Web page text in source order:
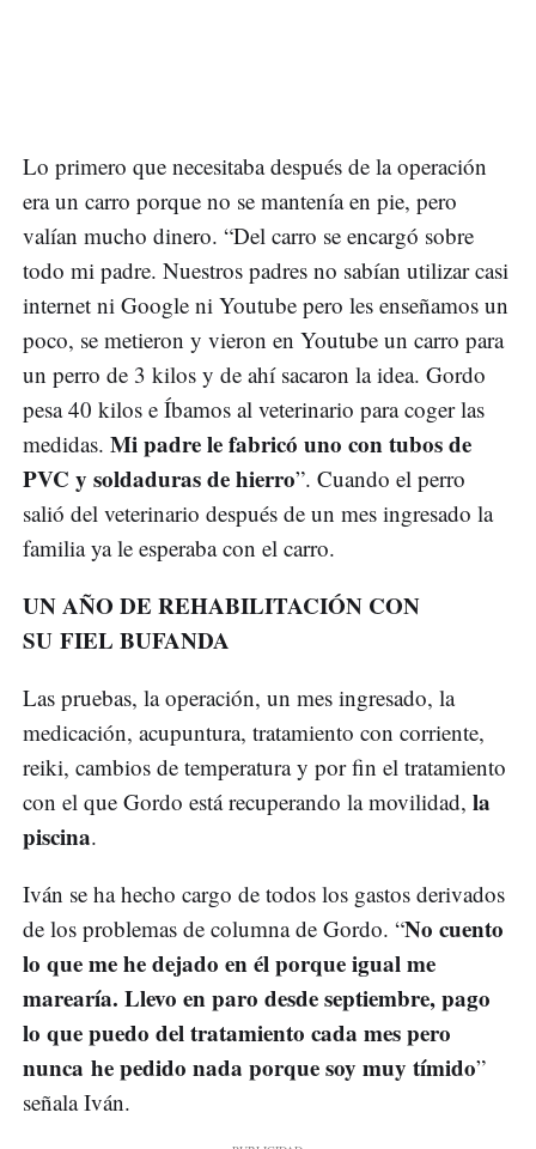
Lo primero que necesitaba después de la operación
era un carro porque no se mantenía en pie, pero
valían mucho dinero. “Del carro se encargó sobre
todo mi padre. Nuestros padres no sabían utilizar casi
internet ni Google ni Youtube pero les enseñamos un
poco, se metieron y vieron en Youtube un carro para
un perro de 3 kilos y de ahí sacaron la idea. Gordo
pesa 40 kilos e Íbamos al veterinario para coger las
medidas. Mi padre le fabricó uno con tubos de
PVC y soldaduras de hierro”. Cuando el perro
salió del veterinario después de un mes ingresado la
familia ya le esperaba con el carro.
UN AÑO DE REHABILITACIÓN CON
SU FIEL BUFANDA
Las pruebas, la operación, un mes ingresado, la
medicación, acupuntura, tratamiento con corriente,
reiki, cambios de temperatura y por fin el tratamiento
con el que Gordo está recuperando la movilidad, la
piscina.
Iván se ha hecho cargo de todos los gastos derivados
de los problemas de columna de Gordo. “No cuento
lo que me he dejado en él porque igual me
marearía. Llevo en paro desde septiembre, pago
lo que puedo del tratamiento cada mes pero
nunca he pedido nada porque soy muy tímido”
señala Iván.